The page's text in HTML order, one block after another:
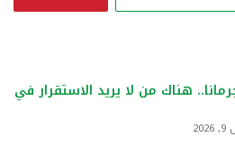
ن
هناك من لا يريد الاستقرار في